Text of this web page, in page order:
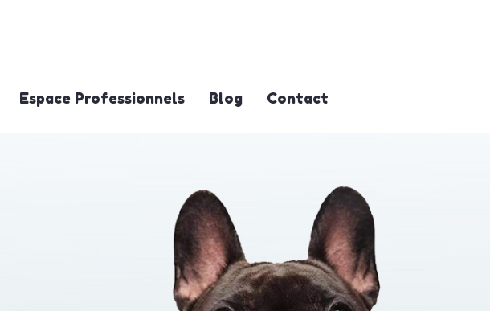
Espace Professionnels Blog Contact